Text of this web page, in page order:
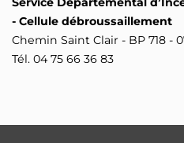
- Cellule débroussaillement
Chemin Saint Clair - BP 718 -
Tél. 04 75 66 36 83